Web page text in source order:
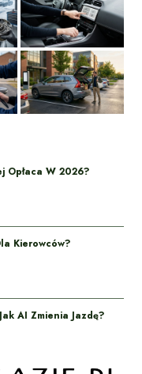
Opłaca W 2026?
Kierowców?
AI Zmienia Jazdę?